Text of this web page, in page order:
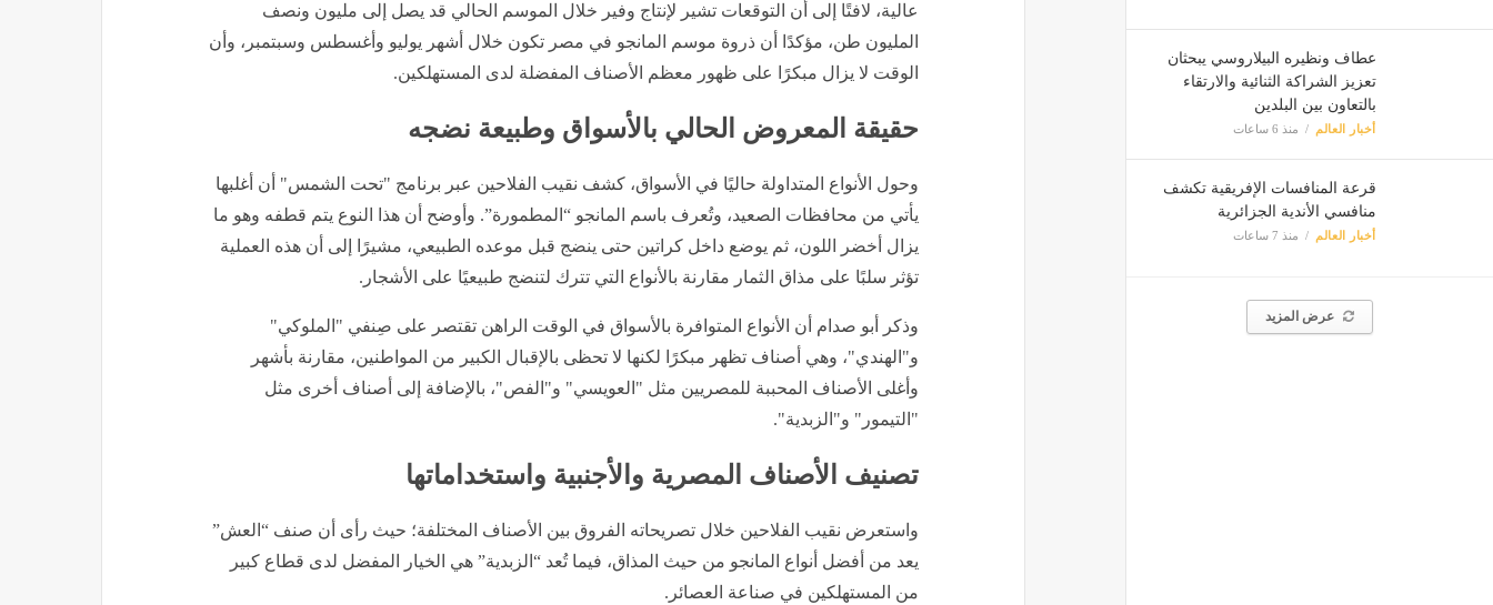
عطاف ونظيره البيلاروسي يبحثان
تعزيز الشراكة الثنائية والارتقاء
بالتعاون بين البلدين
أخبار العالم منذ 6 ساعات
قرعة المنافسات الإفريقية تكشف
منافسي الأندية الجزائرية
أخبار العالم منذ 7 ساعات
عرض المزيد
عالية، لافتًا إلى أن التوقعات تشير لإنتاج وفير خلال الموسم الحالي قد يصل إلى مليون ونصف
المليون طن، مؤكدًا أن ذروة موسم المانجو في مصر تكون خلال أشهر يوليو وأغسطس وسبتمبر، وأن
الوقت لا يزال مبكرًا على ظهور معظم الأصناف المفضلة لدى المستهلكين.
​حقيقة المعروض الحالي بالأسواق وطبيعة نضجه
​وحول الأنواع المتداولة حاليًا في الأسواق، كشف نقيب الفلاحين عبر برنامج "تحت الشمس" أن أغلبها
يأتي من محافظات الصعيد، وتُعرف باسم المانجو “المطمورة”. وأوضح أن هذا النوع يتم قطفه وهو ما
يزال أخضر اللون، ثم يوضع داخل كراتين حتى ينضج قبل موعده الطبيعي، مشيرًا إلى أن هذه العملية
تؤثر سلبًا على مذاق الثمار مقارنة بالأنواع التي تترك لتنضج طبيعيًا على الأشجار.
​وذكر أبو صدام أن الأنواع المتوافرة بالأسواق في الوقت الراهن تقتصر على صِنفي "الملوكي"
و"الهندي"، وهي أصناف تظهر مبكرًا لكنها لا تحظى بالإقبال الكبير من المواطنين، مقارنة بأشهر
وأغلى الأصناف المحببة للمصريين مثل "العويسي" و"الفص"، بالإضافة إلى أصناف أخرى مثل
"التيمور" و"الزبدية".
​تصنيف الأصناف المصرية والأجنبية واستخداماتها
​واستعرض نقيب الفلاحين خلال تصريحاته الفروق بين الأصناف المختلفة؛ حيث رأى أن صنف “العش”
يعد من أفضل أنواع المانجو من حيث المذاق، فيما تُعد “الزبدية” هي الخيار المفضل لدى قطاع كبير
من المستهلكين في صناعة العصائر.